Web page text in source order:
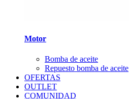
Motor
Bomba de aceite
Repuesto bomba de aceite
OFERTAS
OUTLET
COMUNIDAD